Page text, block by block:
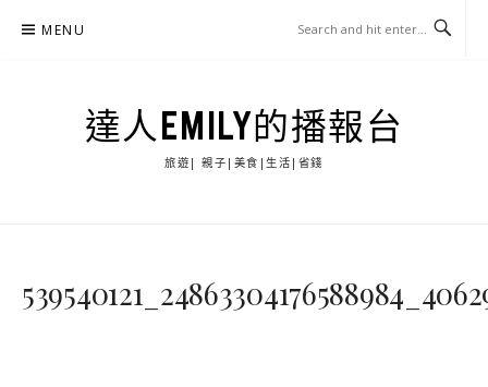
MENU
達人EMILY的播報台
旅遊| 親子|美食|生活|省錢